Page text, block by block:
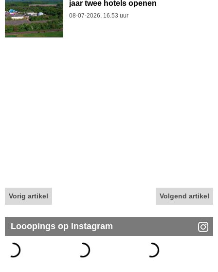
jaar twee hotels openen
08-07-2026, 16.53 uur
Vorig artikel Volgend artikel
Looopings op Instagram